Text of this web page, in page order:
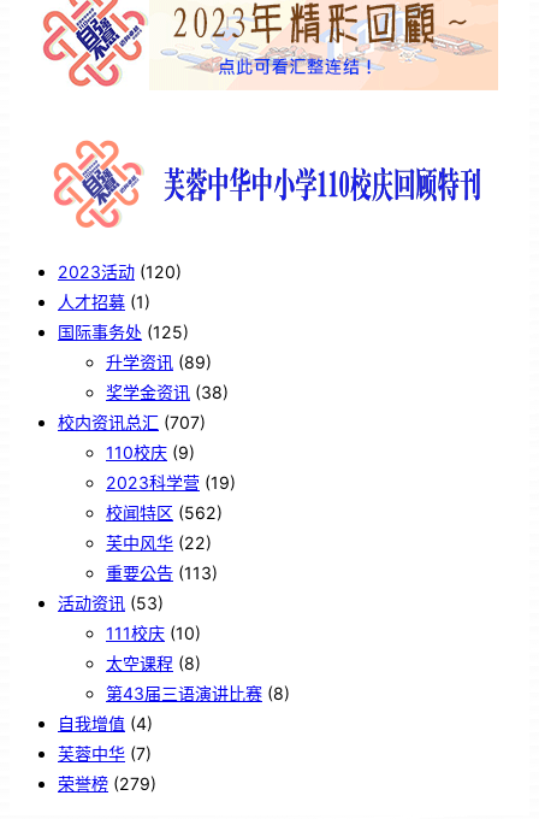
2023活动 (120)
人才招募 (1)
国际事务处 (125)
升学资讯 (89)
奖学金资讯 (38)
校内资讯总汇 (707)
110校庆 (9)
2023科学营 (19)
校闻特区 (562)
芙中风华 (22)
重要公告 (113)
活动资讯 (53)
111校庆 (10)
太空课程 (8)
第43届三语演讲比赛 (8)
自我增值 (4)
芙蓉中华 (7)
荣誉榜 (279)